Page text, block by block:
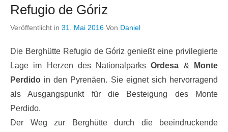
Refugio de Góriz
Veröffentlicht in 31. Mai 2016 Von Daniel
Die Berghütte Refugio de Góriz genießt eine privilegierte
Lage im Herzen des NationalparksOrdesa &
Monte
Perdido in den Pyrenäen. Sie eignet sich hervorragend
als Ausgangspunkt für die Besteigung des Monte
Perdido.
Der Weg zur Berghütte durch die beeindruckende